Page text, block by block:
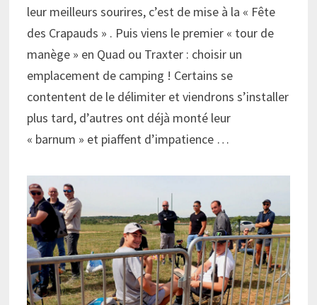
leur meilleurs sourires, c’est de mise à la « Fête
des Crapauds » . Puis viens le premier « tour de
manège » en Quad ou Traxter : choisir un
emplacement de camping ! Certains se
contentent de le délimiter et viendrons s’installer
plus tard, d’autres ont déjà monté leur
« barnum » et piaffent d’impatience …